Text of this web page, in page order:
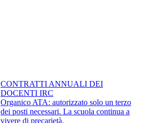
CONTRATTI ANNUALI DEI
DOCENTI IRC
Organico ATA: autorizzato solo un terzo
dei posti necessari. La scuola continua a
vivere di precarietà.